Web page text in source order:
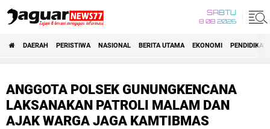
SABTU
8 08 2026
DAERAH PERISTIWA NASIONAL BERITA UTAMA EKONOMI PENDIDIKAN
ANGGOTA POLSEK GUNUNGKENCANA
LAKSANAKAN PATROLI MALAM DAN
AJAK WARGA JAGA KAMTIBMAS